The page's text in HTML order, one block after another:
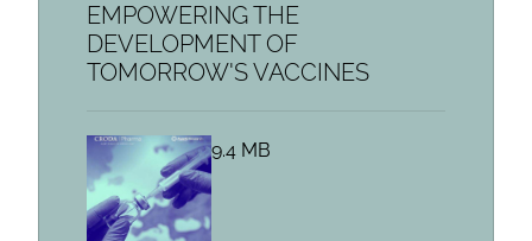
EMPOWERING THE
DEVELOPMENT OF
TOMORROW'S VACCINES
9.4 MB